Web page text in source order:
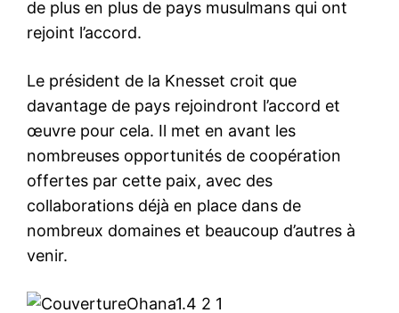
de plus en plus de pays musulmans qui ont
rejoint l’accord.
Le président de la Knesset croit que
davantage de pays rejoindront l’accord et
œuvre pour cela. Il met en avant les
nombreuses opportunités de coopération
offertes par cette paix, avec des
collaborations déjà en place dans de
nombreux domaines et beaucoup d’autres à
venir.